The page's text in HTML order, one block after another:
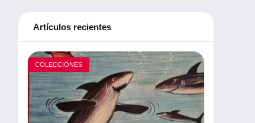
Artículos recientes
COLECCIONES